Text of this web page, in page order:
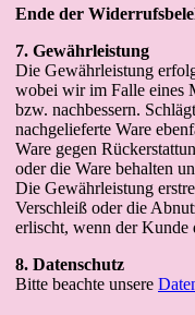
Ende der
7. Gewährleistung
Die Gewährleistung
wobei wir im Falle eines
bzw. nachbessern.
nachgelieferte Ware
Ware gegen
oder die Ware behalten
Die Gewährleistung
Verschleiß oder die
erlischt, wenn der Kunde
8. Datenschutz
Bitte beachte unsere